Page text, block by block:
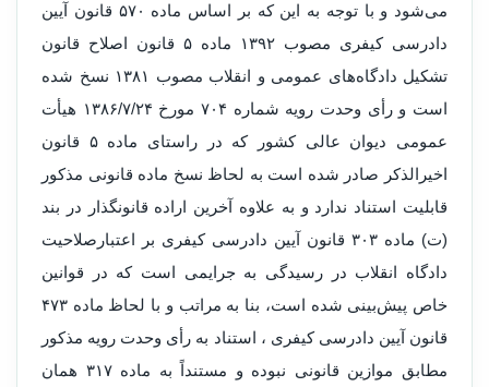
می‌شود و با توجه به این که بر اساس ماده ۵۷۰ قانون آیین
دادرسی کیفری مصوب ۱۳۹۲ ماده ۵ قانون اصلاح قانون
تشکیل دادگاه‌های عمومی و انقلاب مصوب ۱۳۸۱ نسخ شده
است و رأی وحدت رویه شماره ۷۰۴ مورخ ۱۳۸۶/۷/۲۴ هیأت
عمومی دیوان عالی کشور که در راستای ماده ۵ قانون
اخیرالذکر صادر شده است به لحاظ نسخ ماده قانونی مذکور
قابلیت استناد ندارد و به علاوه آخرین اراده قانونگذار در بند
(ت) ماده ۳۰۳ قانون آیین دادرسی کیفری بر اعتبارصلاحیت
دادگاه انقلاب در رسیدگی به جرایمی است که در قوانین
خاص پیش‌بینی شده است، بنا به مراتب و با لحاظ ماده ۴۷۳
قانون آیین دادرسی کیفری ، استناد به رأی وحدت رویه مذکور
مطابق موازین قانونی نبوده و مستنداً به ماده ۳۱۷ همان